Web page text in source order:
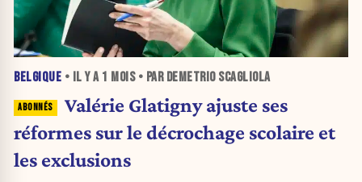
BELGIQUE • IL Y A 1 MOIS• PAR DEMETRIO SCAGLIOLA
Valérie Glatigny ajuste ses
réformes sur le décrochage scolaire et
les exclusions